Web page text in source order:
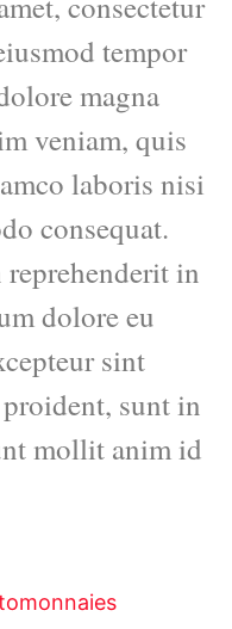
tempor
magna
veniam, quis
laboris nisi
consequat.
in
dolore eu
sint
sunt in
mollit anim id